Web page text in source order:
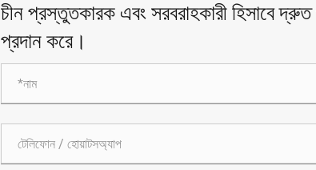
চীন প্রস্তুতকারক এবং সরবরাহকারী হিসাবে দ্রুত
প্রদান করে।